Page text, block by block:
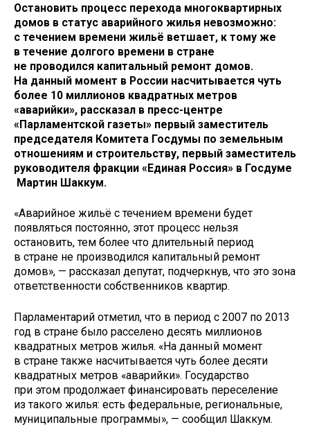
Остановить процесс перехода многоквартирных
домов в статус аварийного жилья невозможно:
с течением времени жильё ветшает, к тому же
в течение долгого времени в стране
не проводился капитальный ремонт домов.
На данный момент в России насчитывается чуть
более 10 миллионов квадратных метров
«аварийки», рассказал в пресс-центре
«Парламентской газеты» первый заместитель
председателя Комитета Госдумы по земельным
отношениям и строительству, первый заместитель
руководителя фракции «Единая Россия» в Госдуме
Мартин Шаккум.
«Аварийное жильё с течением времени будет
появляться постоянно, этот процесс нельзя
остановить, тем более что длительный период
в стране не производился капитальный ремонт
домов», — рассказал депутат, подчеркнув, что это зона
ответственности собственников квартир.
Парламентарий отметил, что в период с 2007 по 2013
год в стране было расселено десять миллионов
квадратных метров жилья. «На данный момент
в стране также насчитывается чуть более десяти
квадратных метров «аварийки». Государство
при этом продолжает финансировать переселение
из такого жилья: есть федеральные, региональные,
муниципальные программы», — сообщил Шаккум.